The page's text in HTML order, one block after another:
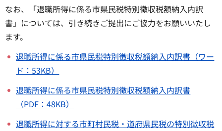
なお、「退職所得に係る市県民税特別徴収税額納入内訳
書」については、引き続きご提出にご協力をお願いいたし
ます。
退職所得に係る市県民税特別徴収税額納入内訳書（ワー
ド：53KB）
退職所得に係る市県民税特別徴収税額納入内訳書
（PDF：48KB）
退職所得に対する市町村民税・道府県民税の特別徴収税